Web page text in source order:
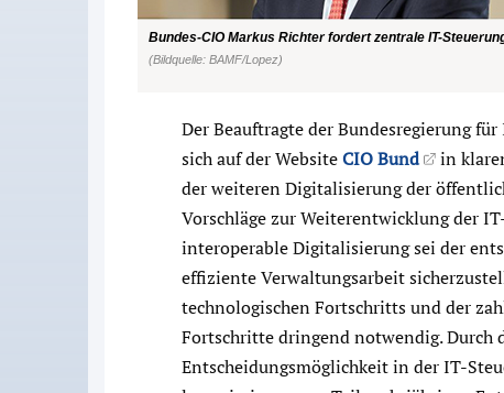
Bundes-CIO Markus Richter fordert zentrale IT-
(Bildquelle: BAMF/Lopez)
Der Beauftragte der Bundesregierung
sich auf der WebsiteCIO Bund
in
der weiteren Digitalisierung der
Vorschläge zur Weiterentwicklung der
interoperable Digitalisierung sei der
effiziente Verwaltungsarbeit
technologischen Fortschritts und der
Fortschritte dringend notwendig. Durch
Entscheidungsmöglichkeit in der IT-